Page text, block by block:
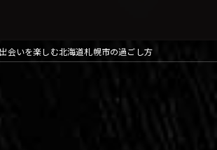
会いを楽しむ北海道札幌市の過ごし方